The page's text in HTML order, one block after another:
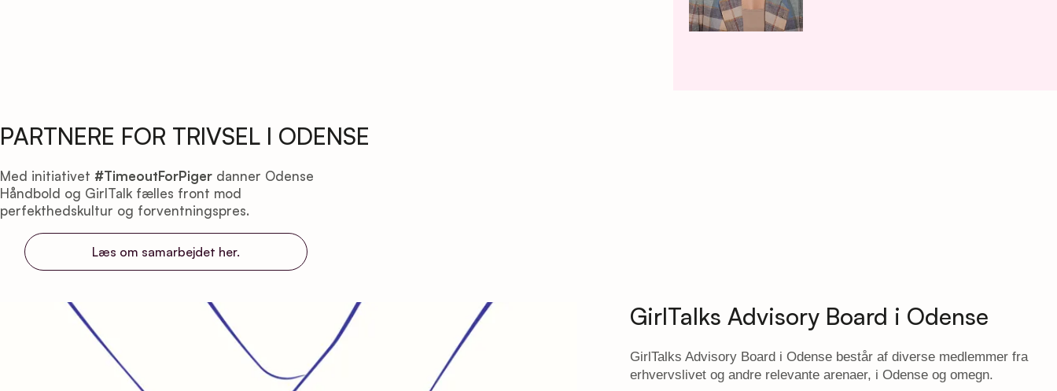
PARTNERE FOR TRIVSEL I ODENSE
Med initiativet #TimeoutForPiger danner Odense
Håndbold og GirlTalk fælles front mod
perfekthedskultur og forventningspres.
Læs om samarbejdet her.
GirlTalks Advisory Board i Odense
GirlTalks Advisory Board i Odense består af diverse medlemmer fra
erhvervslivet og andre relevante arenaer, i Odense og omegn.